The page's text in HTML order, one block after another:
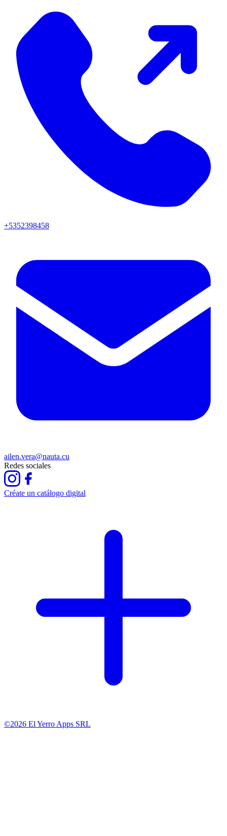
+5352398458
ailen.vera@nauta.cu
Redes sociales
Créate un catálogo digital
©2026 El Yerro Apps SRL